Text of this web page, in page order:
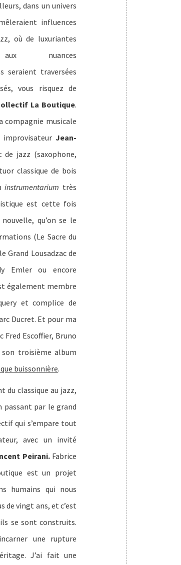
dans un univers
influences
où de luxuriantes
nuances
seraient traversées
vous risquez de
La Boutique.
compagnie musicale
improvisateur Jean-
jazz (saxophone,
classique de bois
instrumentarium très
est cette fois
qu’on se le
(Le Sacre du
Grand Lousadzac de
Emler ou encore
également membre
et complice de
Ducret. Et pour ma
Fred Escoffier, Bruno
troisième album
buissonnière.
du classique au jazz,
passant par le grand
qui s’empare tout
avec un invité
Peirani.Fabrice
est un projet
humains qui nous
de vingt ans, et c’est
se sont construits.
une rupture
J’ai fait une